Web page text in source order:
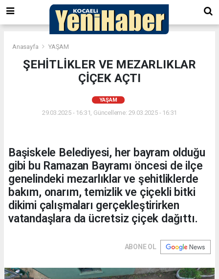
Anasayfa YAŞAM
ŞEHİTLİKLER VE MEZARLIKLAR
ÇİÇEK AÇTI
YAŞAM
29.03.2025 - 16:31, Güncelleme: 29.03.2025 - 16:31
Başiskele Belediyesi, her bayram olduğu
gibi bu Ramazan Bayramı öncesi de ilçe
genelindeki mezarlıklar ve şehitliklerde
bakım, onarım, temizlik ve çiçekli bitki
dikimi çalışmaları gerçekleştirirken
vatandaşlara da ücretsiz çiçek dağıttı.
ABONE OL